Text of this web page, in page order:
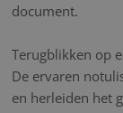
document.
Terugblikken op
De ervaren
en herleiden het